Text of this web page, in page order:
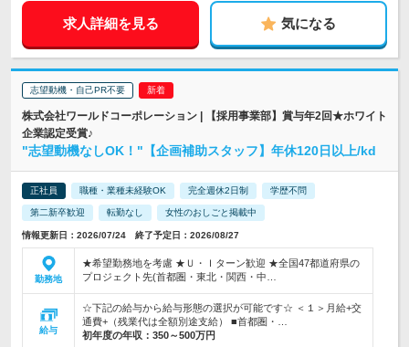
求人詳細を見る 気になる
志望動機・自己PR不要
株式会社ワールドコーポレーション | 【採用事業部】賞与年2回★ホワイト
企業認定受賞♪
"志望動機なしOK！"【企画補助スタッフ】年休120日以上/kd
正社員 職種・業種未経験OK 完全週休2日制 学歴不問
第二新卒歓迎 転勤なし 女性のおしごと掲載中
情報更新日：2026/07/24 終了予定日：2026/08/27
勤務地
★希望勤務地を考慮 ★Ｕ・Ｉターン歓迎 ★全国47都道府県の
プロジェクト先(首都圏・東北・関西・中…
給与
☆下記の給与から給与形態の選択が可能です☆ ＜１＞月給+交
通費+（残業代は全額別途支給） ■首都圏・…
初年度の年収： 350～500万円